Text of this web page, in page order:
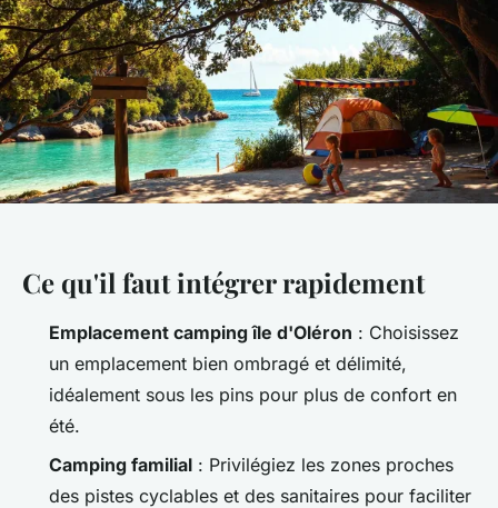
Ce qu'il faut intégrer rapidement
Emplacement camping île d'Oléron : Choisissez
un emplacement bien ombragé et délimité,
idéalement sous les pins pour plus de confort en
été.
Camping familial : Privilégiez les zones proches
des pistes cyclables et des sanitaires pour faciliter